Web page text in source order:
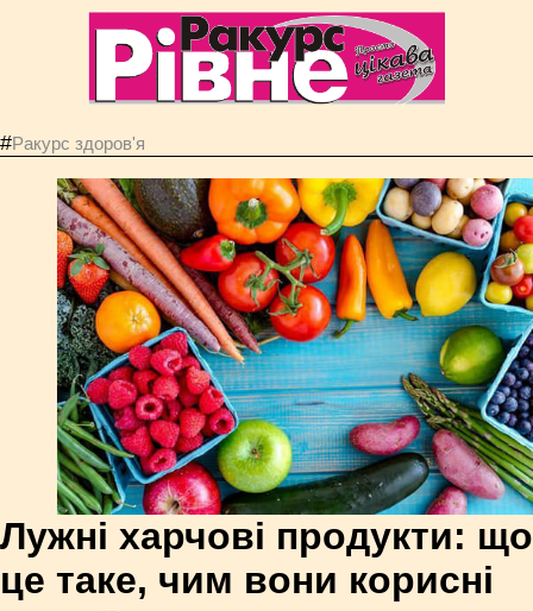
#Ракурс здоров'я
Лужні харчові продукти: що
це таке, чим вони корисні